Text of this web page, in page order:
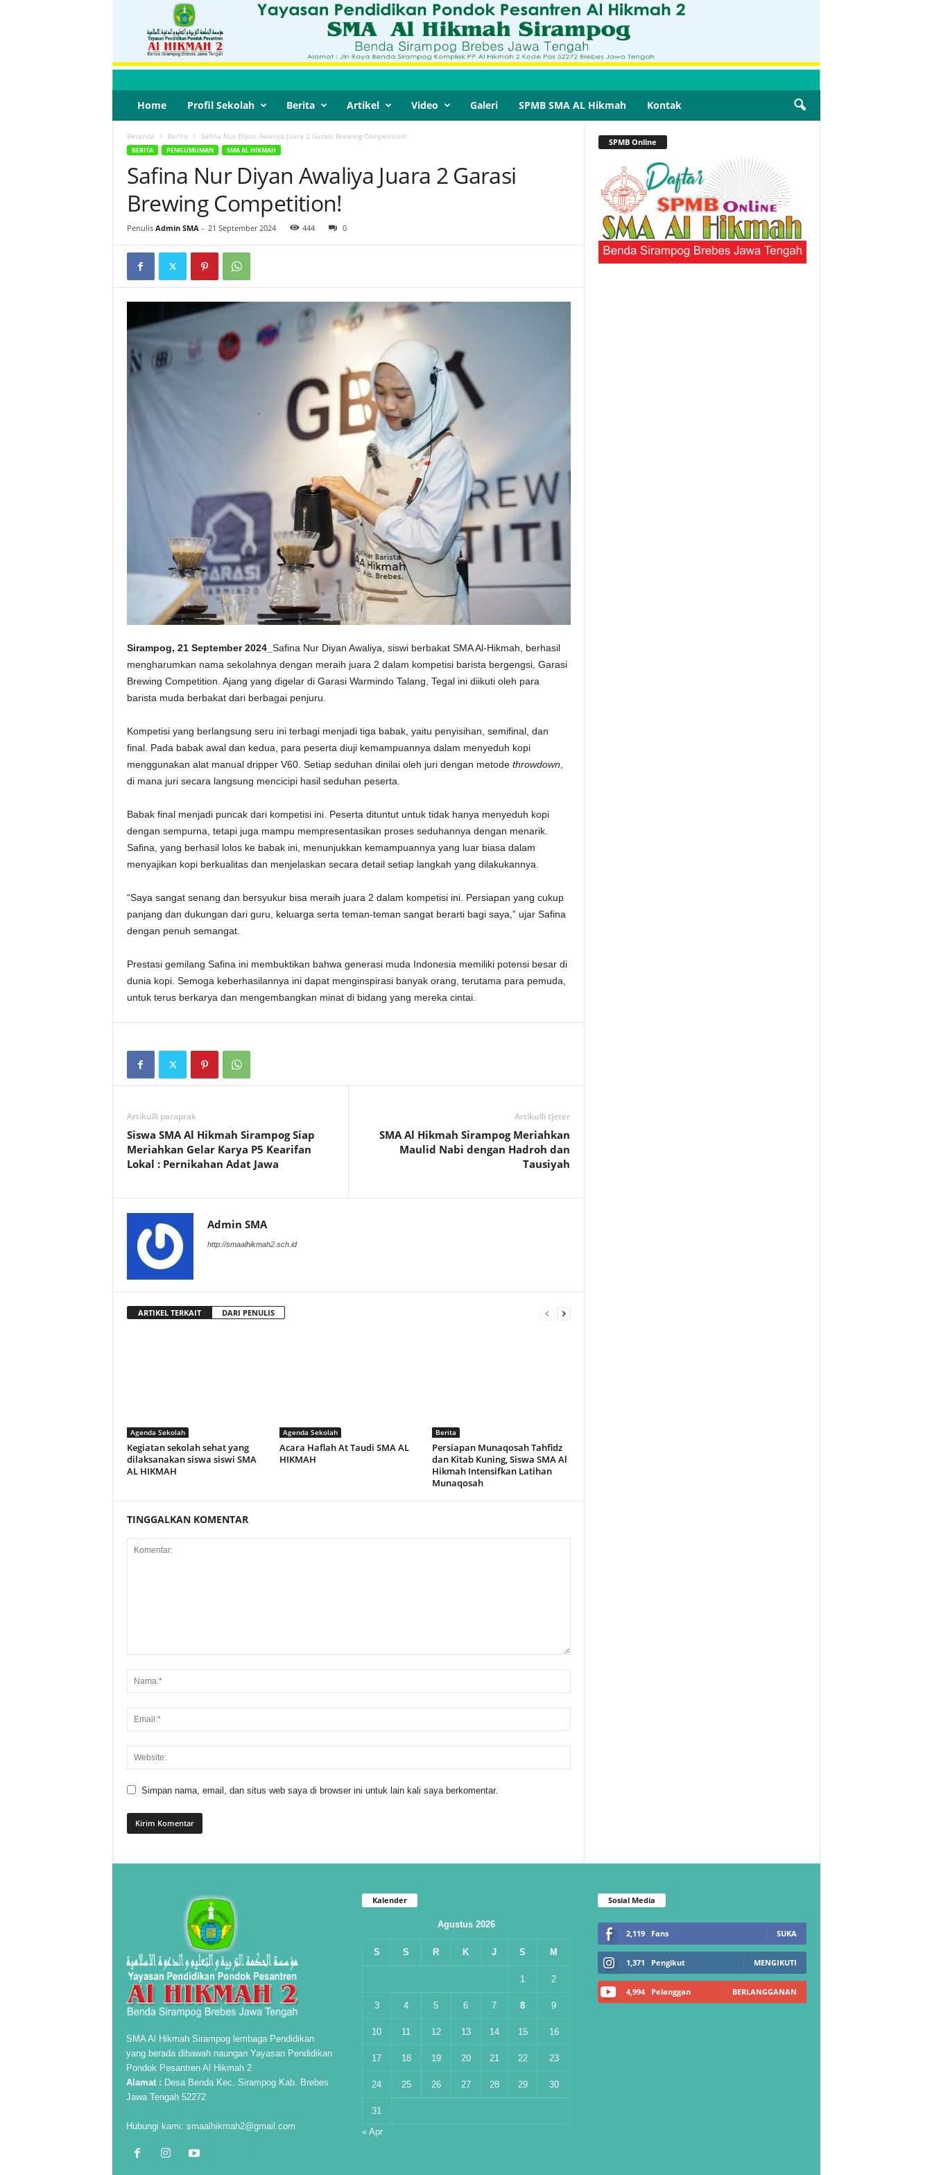
Home Profil Sekolah Berita Artikel Video Galeri SPMB SMA AL Hikmah Kontak
Beranda Berita Safina Nur Diyan Awaliya Juara 2 Garasi Brewing Competition!
BERITA PENGUMUMAN SMA AL HIKMAH
Safina Nur Diyan Awaliya Juara 2 Garasi
Brewing Competition!
Penulis Admin SMA- 21 September 2024 444 0
Sirampog, 21 September 2024_ Safina Nur Diyan Awaliya, siswi berbakat SMA Al-Hikmah, berhasil
mengharumkan nama sekolahnya dengan meraih juara 2 dalam kompetisi barista bergengsi, Garasi
Brewing Competition. Ajang yang digelar di Garasi Warmindo Talang, Tegal ini diikuti oleh para
barista muda berbakat dari berbagai penjuru.
Kompetisi yang berlangsung seru ini terbagi menjadi tiga babak, yaitu penyisihan, semifinal, dan
final. Pada babak awal dan kedua, para peserta diuji kemampuannya dalam menyeduh kopi
menggunakan alat manual dripper V60. Setiap seduhan dinilai oleh juri dengan metode throwdown
di mana juri secara langsung mencicipi hasil seduhan peserta.
Babak final menjadi puncak dari kompetisi ini. Peserta dituntut untuk tidak hanya menyeduh kopi
dengan sempurna, tetapi juga mampu mempresentasikan proses seduhannya dengan menarik.
Safina, yang berhasil lolos ke babak ini, menunjukkan kemampuannya yang luar biasa dalam
menyajikan kopi berkualitas dan menjelaskan secara detail setiap langkah yang dilakukannya.
“Saya sangat senang dan bersyukur bisa meraih juara 2 dalam kompetisi ini. Persiapan yang cukup
panjang dan dukungan dari guru, keluarga serta teman-teman sangat berarti bagi saya,” ujar Safina
dengan penuh semangat.
Prestasi gemilang Safina ini membuktikan bahwa generasi muda Indonesia memiliki potensi besar di
dunia kopi. Semoga keberhasilannya ini dapat menginspirasi banyak orang, terutama para pemuda,
untuk terus berkarya dan mengembangkan minat di bidang yang mereka cintai.
Artikulli paraprak
Siswa SMA Al Hikmah Sirampog Siap
Meriahkan Gelar Karya P5 Kearifan
Lokal : Pernikahan Adat Jawa
Artikulli tjetër
SMA Al Hikmah Sirampog Meriahkan
Maulid Nabi dengan Hadroh dan
Tausiyah
Admin SMA
http://smaalhikmah2.sch.id
ARTIKEL TERKAIT DARI PENULIS
Agenda Sekolah
Kegiatan sekolah sehat yang
dilaksanakan siswa siswi SMA
AL HIKMAH
Agenda Sekolah
Acara Haflah At Taudi SMA AL
HIKMAH
Berita
Persiapan Munaqosah Tahfidz
dan Kitab Kuning, Siswa SMA Al
Hikmah Intensifkan Latihan
Munaqosah
TINGGALKAN KOMENTAR
Simpan nama, email, dan situs web saya di browser ini untuk lain kali saya berkomentar.
SPMB Online
SMA Al Hikmah Sirampog lembaga Pendidikan
yang berada dibawah naungan Yayasan Pendidikan
Pondok Pesantren Al Hikmah 2
Alamat : Desa Benda Kec. Sirampog Kab. Brebes
Jawa Tengah 52272
Hubungi kami: smaalhikmah2@gmail.com
Kalender
Agustus 2026
S S R K J S M
1 2
3 4 5 6 7 8 9
10 11 12 13 14 15 16
17 18 19 20 21 22 23
24 25 26 27 28 29 30
31
« Apr
Sosial Media
2,119 Fans SUKA
1,371 Pengikut MENGIKUTI
4,994 Pelanggan BERLANGGANAN